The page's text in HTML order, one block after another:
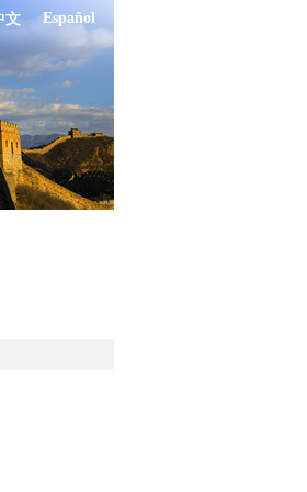
文 Español